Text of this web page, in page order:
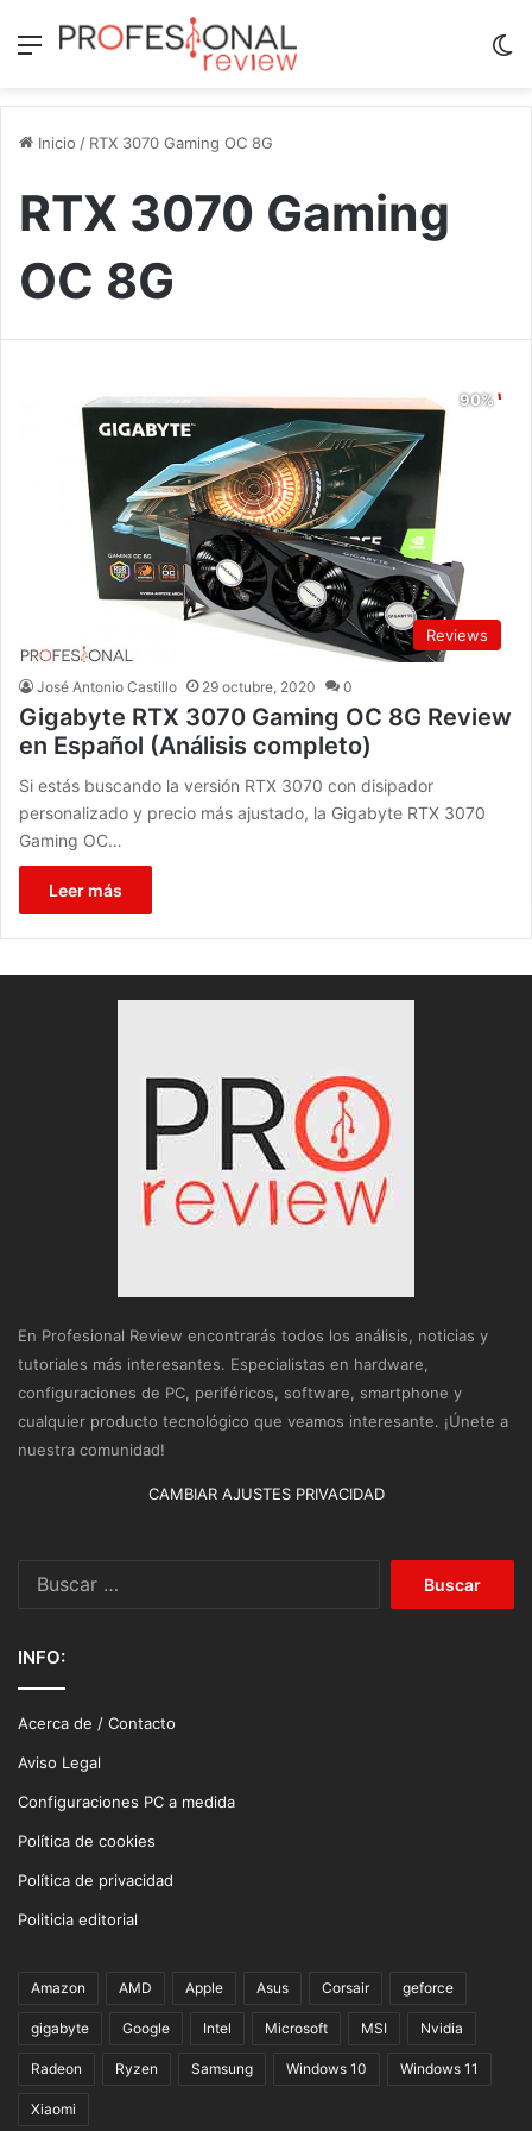
Menú
Inicio / RTX 3070 Gaming OC 8G
RTX 3070 Gaming
OC 8G
Reviews
José Antonio Castillo 29 octubre, 2020 0
Gigabyte RTX 3070 Gaming OC 8G Review
en Español (Análisis completo)
Si estás buscando la versión RTX 3070 con disipador
personalizado y precio más ajustado, la Gigabyte RTX 3070
Gaming OC…
Leer más
En Profesional Review encontrarás todos los análisis, noticias y
tutoriales más interesantes. Especialistas en hardware,
configuraciones de PC, periféricos, software, smartphone y
cualquier producto tecnológico que veamos interesante. ¡Únete a
nuestra comunidad!
CAMBIAR AJUSTES PRIVACIDAD
INFO:
Acerca de / Contacto
Aviso Legal
Configuraciones PC a medida
Política de cookies
Política de privacidad
Politicia editorial
Amazon AMD Apple Asus Corsair geforce
gigabyte Google Intel Microsoft MSI Nvidia
Radeon Ryzen Samsung Windows 10 Windows 11
Xiaomi